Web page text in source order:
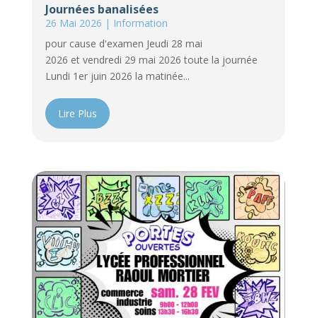
Journées banalisées
26 Mai 2026 | Information
pour cause d'examen Jeudi 28 mai
2026 et vendredi 29 mai 2026 toute la journée
Lundi 1er juin 2026 la matinée...
Lire Plus